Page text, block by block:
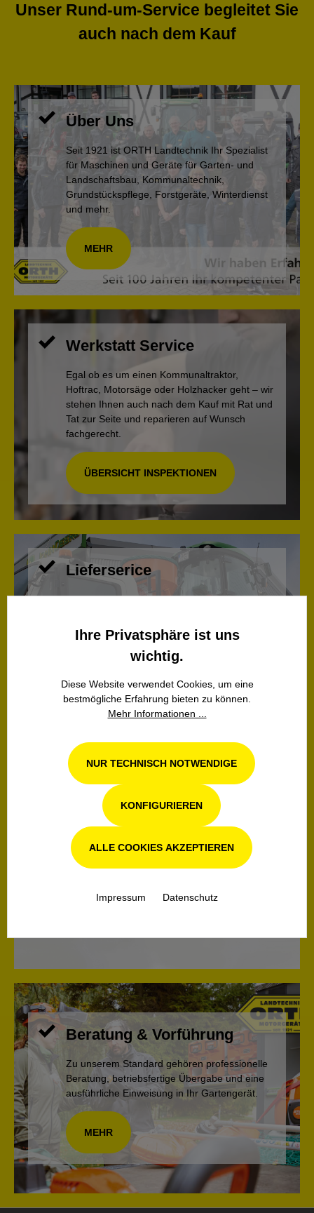
Unser Rund-um-Service begleitet Sie
auch nach dem Kauf
Über Uns
Seit 1921 ist ORTH Landtechnik Ihr Spezialist
für Maschinen und Geräte für Garten- und
Landschaftsbau, Kommunaltechnik,
Grundstückspflege, Forstgeräte, Winterdienst
und mehr.
MEHR
Werkstatt Service
Egal ob es um einen Kommunaltraktor,
Hoftrac, Motorsäge oder Holzhacker geht – wir
stehen Ihnen auch nach dem Kauf mit Rat und
Tat zur Seite und reparieren auf Wunsch
fachgerecht.
ÜBERSICHT INSPEKTIONEN
Lieferserice
Kundennähe und ein schneller Vor-Ort-Service
Ersatzteile
Wir nutzen Original-Ersatzteile und bieten eine
zeitnahe Bearbeitung Ihrer Reparatur- und
Serviceanfragen.
MEHR
Beratung & Vorführung
Zu unserem Standard gehören professionelle
Beratung, betriebsfertige Übergabe und eine
ausführliche Einweisung in Ihr Gartengerät.
MEHR
Ihre Privatsphäre ist uns
wichtig.
Diese Website verwendet Cookies, um eine
bestmögliche Erfahrung bieten zu können.
Mehr Informationen ...
NUR TECHNISCH NOTWENDIGE
KONFIGURIEREN
ALLE COOKIES AKZEPTIEREN
Impressum Datenschutz